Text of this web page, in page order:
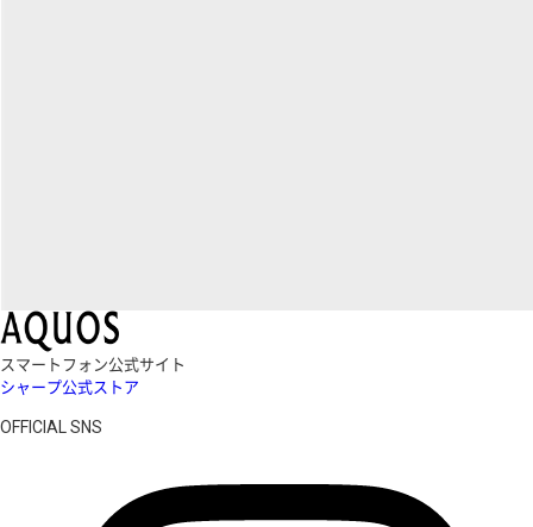
スマートフォン公式サイト
シャープ公式ストア
OFFICIAL SNS